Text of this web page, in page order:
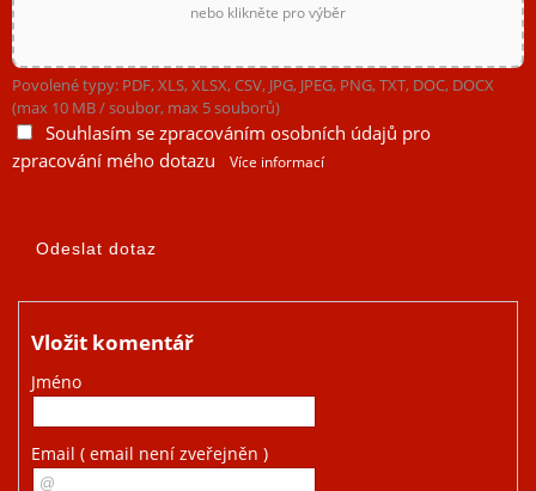
nebo klikněte pro výběr
Povolené typy: PDF, XLS, XLSX, CSV, JPG, JPEG, PNG, TXT, DOC, DOCX
(max 10 MB / soubor, max 5 souborů)
Souhlasím se zpracováním osobních údajů pro
zpracování mého dotazu
Více informací
Vložit komentář
Jméno
Email ( email není zveřejněn )